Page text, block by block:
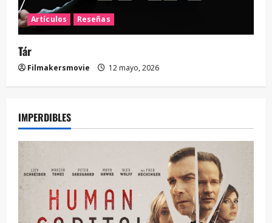
Artículos Reseñas
Tár
Filmakersmovie 12 mayo, 2026
IMPERDIBLES